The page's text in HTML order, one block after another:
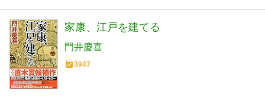
家康、江戸を建てる
門井慶喜
3947